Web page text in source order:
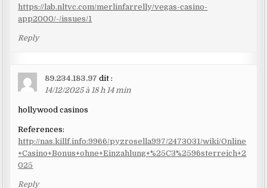
https://lab.nltvc.com/merlinfarrelly/vegas-casino-
app2000/-/issues/1
Reply
89.234.183.97 dit :
14/12/2025 à 18 h 14 min
hollywood casinos
References:
http://nas.killf.info:9966/pyzrosella997/2473031/wiki/Online
+Casino+Bonus+ohne+Einzahlung+%25C3%2596sterreich+2
025
Reply